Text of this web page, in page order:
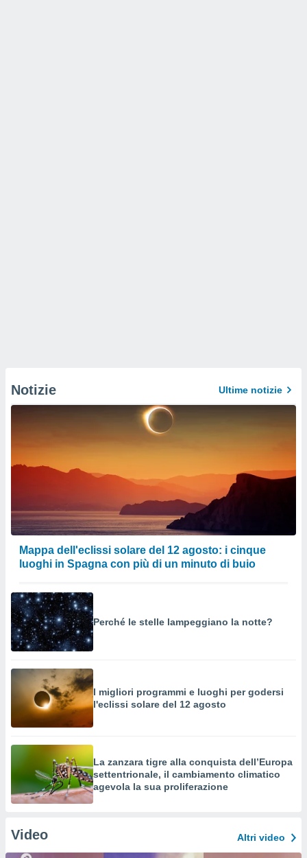
Notizie Ultime notizie
Mappa dell'eclissi solare del 12 agosto: i cinque
luoghi in Spagna con più di un minuto di buio
Perché le stelle lampeggiano la notte?
I migliori programmi e luoghi per godersi
l'eclissi solare del 12 agosto
La zanzara tigre alla conquista dell’Europa
settentrionale, il cambiamento climatico
agevola la sua proliferazione
Video Altri video